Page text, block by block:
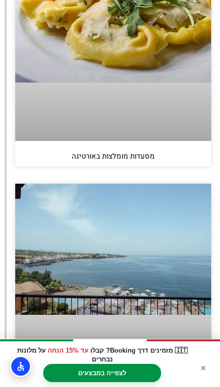
🇮🇹 מזמינים דרך Booking? קבלו עד 15% הנחה
על מלונות
נבחרים
לצפייה במבצעים
×
מסעדות מומלצות באורטיגה